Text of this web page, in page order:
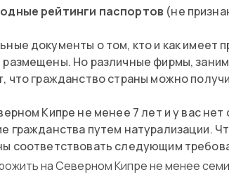
рейтинги паспортов (не
документы о том, кто и как имеет
Но различные фирмы,
что гражданство страны можно
Кипре не менее 7 лет и у вас
гражданства путем натурализации.
соответствовать следующим
на Северном Кипре не менее